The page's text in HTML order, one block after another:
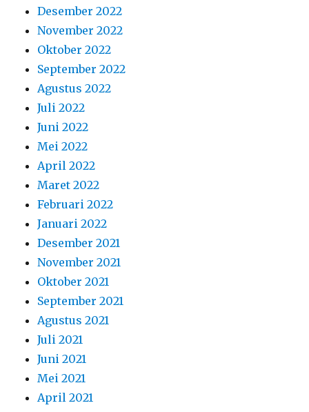
Desember 2022
November 2022
Oktober 2022
September 2022
Agustus 2022
Juli 2022
Juni 2022
Mei 2022
April 2022
Maret 2022
Februari 2022
Januari 2022
Desember 2021
November 2021
Oktober 2021
September 2021
Agustus 2021
Juli 2021
Juni 2021
Mei 2021
April 2021